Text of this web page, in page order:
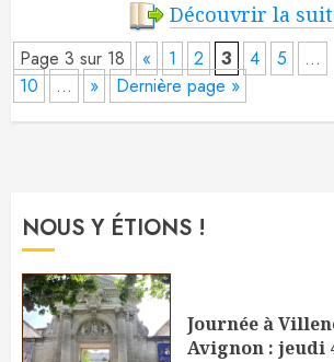
Découvrir la
Page 3 sur 18 « 1 2 3 4 5
…
10
… » Dernière page »
NOUS Y ÉTIONS !
Journée à
Avignon : jeudi